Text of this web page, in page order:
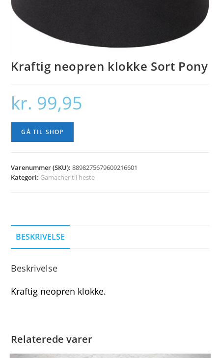
Kraftig neopren klokke Sort Pony
kr. 99,95
GÅ TIL SHOP
Varenummer (SKU):8898275679609216601
Kategori: Gamacher til heste
BESKRIVELSE
Beskrivelse
Kraftig neopren klokke.
Relaterede varer